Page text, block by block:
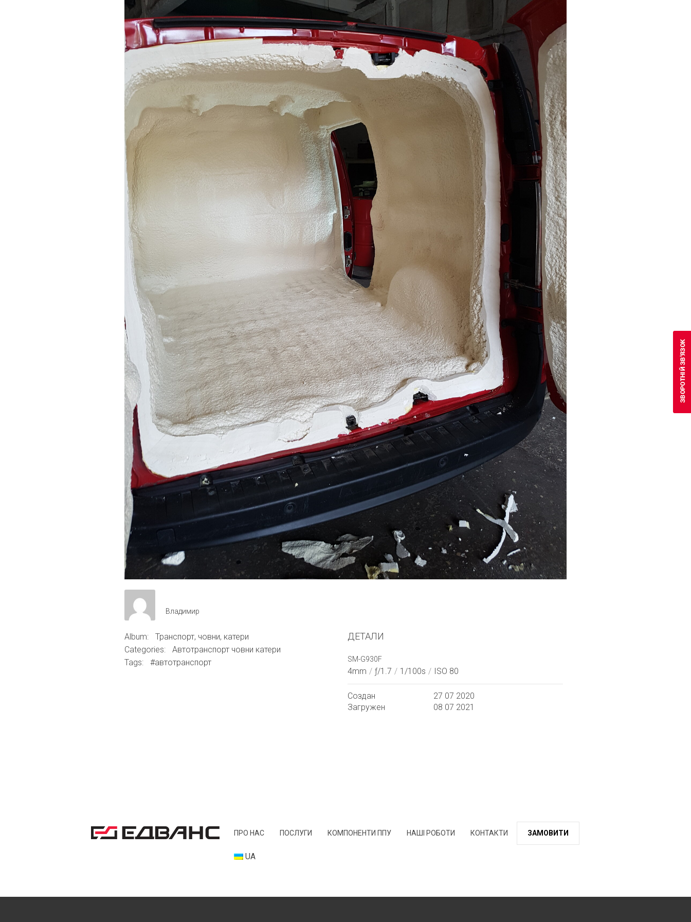
Владимир
Album:
Транспорт, човни, катери
Categories:
Автотранспорт човни катери
Tags:
#автотранспорт
ДЕТАЛИ
SM-G930F
4mm / ƒ/1.7 / 1/100s / ISO 80
Создан
27 07 2020
Загружен
08 07 2021
ПРО НАС ПОСЛУГИ КОМПОНЕНТИ ППУ НАШІ РОБОТИ КОНТАКТИ ЗАМОВИТИ
UA